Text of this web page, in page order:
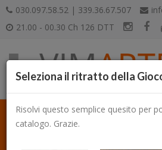
030.097.58.52 | 339.36.67.507
21.00 - 00.30 Ch 126 DTT
Seleziona il ritratto della
Risolvi questo semplice quesito per
catalogo. Grazie.